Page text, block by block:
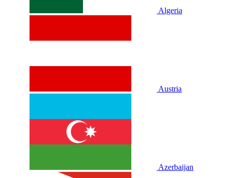
Algeria
Austria
Azerbaijan